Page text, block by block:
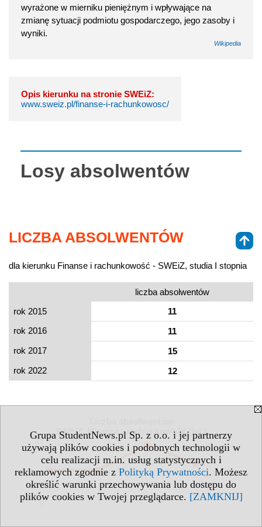
Grupa StudentNews.pl Sp. z o.o. i jej partnerzy
używają plików cookies i podobnych technologii w
celu realizacji m.in. usług statystycznych i
reklamowych zgodnie z Polityką Prywatności. Możesz
określić warunki przechowywania lub dostępu do
plików cookies w Twojej przeglądarce. [ZAMKNIJ]
wyrażone w mierniku pieniężnym i wpływające na
zmianę sytuacji podmiotu gospodarczego, jego zasoby i
wyniki.
Wikipedia
Opis kierunku na stronie SWEiZ:
www.sweiz.pl/finanse-i-rachunkowosc/
Losy absolwentów
LICZBA ABSOLWENTÓW
dla kierunku Finanse i rachunkowość - SWEiZ, studia I stopnia
liczba absolwentów
rok 2015
11
rok 2016
11
rok 2017
15
rok 2022
12
SWEiZ, Finanse i rachunkowość (Ist.)
10
15